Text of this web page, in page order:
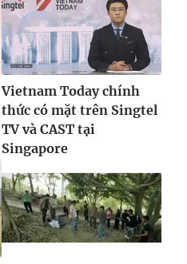
Vietnam Today chính
thức có mặt trên Singtel
TV và CAST tại
Singapore